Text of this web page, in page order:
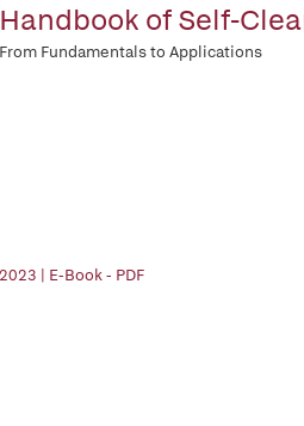
Handbook of Self-
From Fundamentals to Applications
2023 | E-Book - PDF